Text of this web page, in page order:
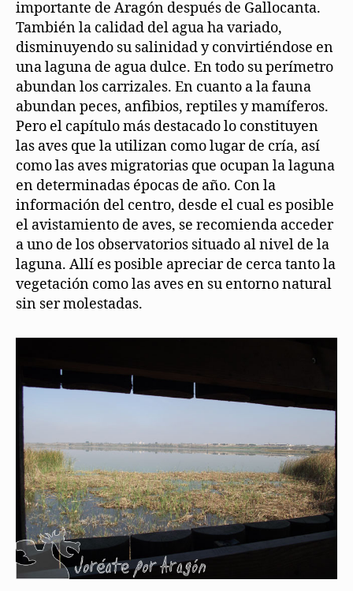
importante de Aragón después de Gallocanta.
También la calidad del agua ha variado,
disminuyendo su salinidad y convirtiéndose en
una laguna de agua dulce. En todo su perímetro
abundan los carrizales. En cuanto a la fauna
abundan peces, anfibios, reptiles y mamíferos.
Pero el capítulo más destacado lo constituyen
las aves que la utilizan como lugar de cría, así
como las aves migratorias que ocupan la laguna
en determinadas épocas de año. Con la
información del centro, desde el cual es posible
el avistamiento de aves, se recomienda acceder
a uno de los observatorios situado al nivel de la
laguna. Allí es posible apreciar de cerca tanto la
vegetación como las aves en su entorno natural
sin ser molestadas.